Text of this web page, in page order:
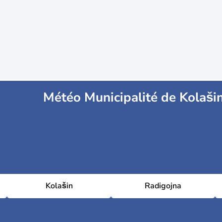
Météo Municipalité de
Kolašin Radigojna